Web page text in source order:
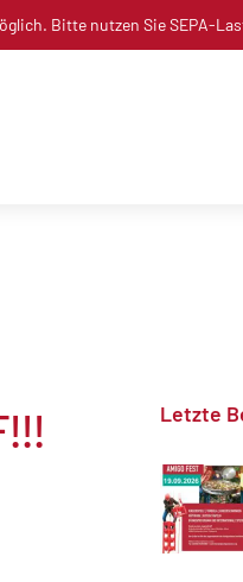
Bitte nutzen Sie SEPA-
Letzte